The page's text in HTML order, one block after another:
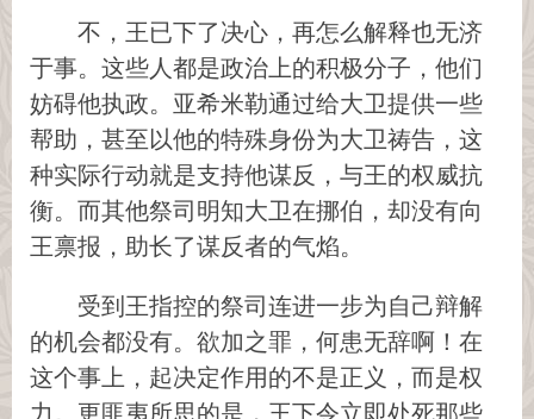
不，王已下了决心，再怎么解释也无济
于事。这些人都是政治上的积极分子，他们
妨碍他执政。亚希米勒通过给大卫提供一些
帮助，甚至以他的特殊身份为大卫祷告，这
种实际行动就是支持他谋反，与王的权威抗
衡。而其他祭司明知大卫在挪伯，却没有向
王禀报，助长了谋反者的气焰。
受到王指控的祭司连进一步为自己辩解
的机会都没有。欲加之罪，何患无辞啊！在
这个事上，起决定作用的不是正义，而是权
力。更匪夷所思的是，王下令立即处死那些